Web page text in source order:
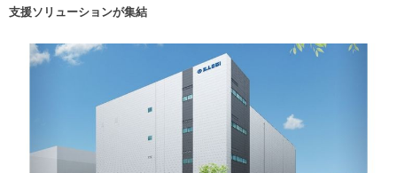
支援ソリューションが集結